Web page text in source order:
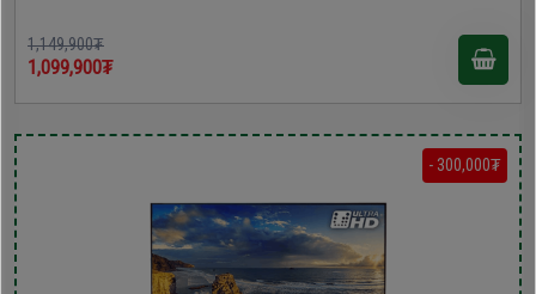
1,149,900₮
1,099,900₮
- 300,000₮